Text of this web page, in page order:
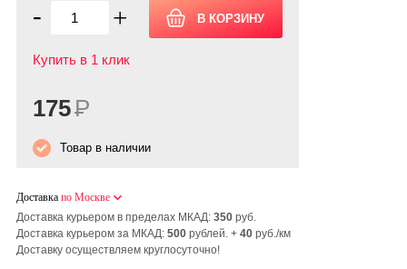
- +
Купить в 1 клик
175Р
Товар в наличии
Доставка по Москве
Доставка курьером в пределах МКАД: 350 руб.
Доставка курьером за МКАД: 500 рублей. + 40 руб./км
Доставку осуществляем круглосуточно!